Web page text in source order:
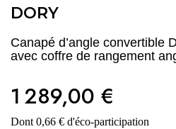
DORY
Canapé d’angle convertible
avec coffre de rangement
1 289,00 €
Dont 0,66 € d'éco-participation